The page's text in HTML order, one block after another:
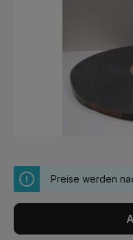
Preise werden